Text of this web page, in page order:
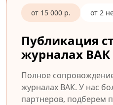
от 15 000 р. от 2
Публикация
журналах ВАК
Полное
журналах ВАК. У нас
партнеров, подберем